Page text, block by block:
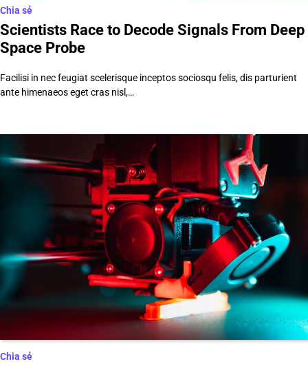
Chia sẻ
Scientists Race to Decode Signals From Deep
Space Probe
Facilisi in nec feugiat scelerisque inceptos sociosqu felis, dis parturient
ante himenaeos eget cras nisl,…
Chia sẻ